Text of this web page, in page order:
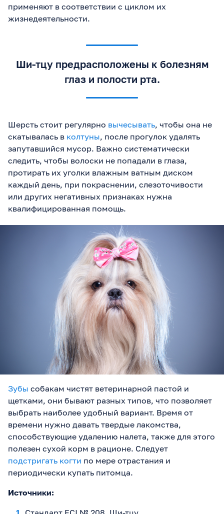
применяют в соответствии с циклом их
жизнедеятельности.
Ши-тцу предрасположены к болезням
глаз и полости рта.
Шерсть стоит регулярно вычесывать, чтобы она не
скатывалась в колтуны, после прогулок удалять
запутавшийся мусор. Важно систематически
следить, чтобы волоски не попадали в глаза,
протирать их уголки влажным ватным диском
каждый день, при покраснении, слезоточивости
или других негативных признаках нужна
квалифицированная помощь.
Зубы собакам чистят ветеринарной пастой и
щетками, они бывают разных типов, что позволяет
выбрать наиболее удобный вариант. Время от
времени нужно давать твердые лакомства,
способствующие удалению налета, также для этого
полезен сухой корм в рационе. Следует
подстригать когти по мере отрастания и
периодически купать питомца.
Источники: